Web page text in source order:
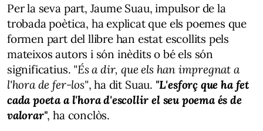
Per la seva part, Jaume Suau, impulsor de la
trobada poètica, ha explicat que els poemes que
formen part del llibre han estat escollits pels
mateixos autors i són inèdits o bé els són
significatius. "És a dir, que els han impregnat a
l'hora de fer-los", ha dit Suau. "L'esforç que ha fet
cada poeta a l'hora d'escollir el seu poema és de
valorar", ha conclòs.